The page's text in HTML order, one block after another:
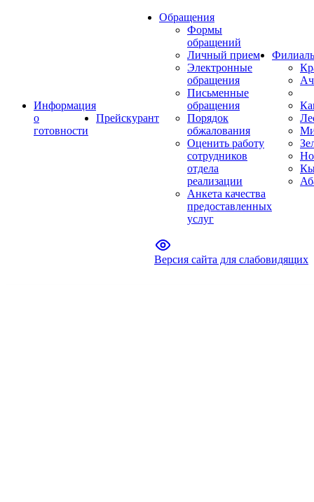
Информация
о
готовности
Прейскурант
Обращения
Формы
обращений
Личный прием
Электронные
обращения
Письменные
обращения
Порядок
обжалования
Оценить работу
сотрудников
отдела
реализации
Анкета качества
предоставленных
услуг
Версия сайта для слабовидящих